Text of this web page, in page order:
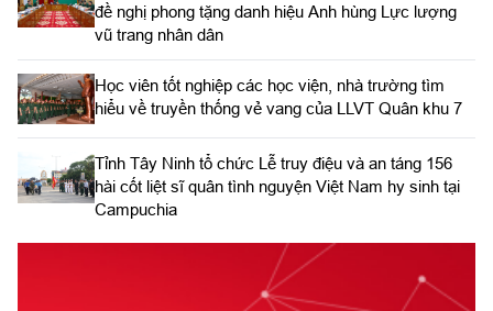
đề nghị phong tặng danh hiệu Anh hùng Lực lượng
vũ trang nhân dân
Học viên tốt nghiệp các học viện, nhà trường tìm
hiểu về truyền thống vẻ vang của LLVT Quân khu 7
​Tỉnh Tây Ninh tổ chức Lễ truy điệu và an táng 156
hài cốt liệt sĩ quân tình nguyện Việt Nam hy sinh tại
Campuchia